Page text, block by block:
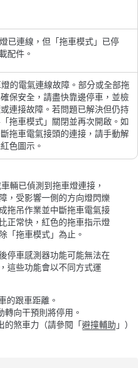
已連線，但「拖車模式」已停
配件。
的電氣連線故障。部分或全部拖
保安全，請盡快靠邊停車，並檢
連接故障。若問題已解決但仍持
拖車模式」關閉並再次開啟。如
拖車電氣接頭的連接，請手動解
色圖示。
輛已偵測到拖車燈連接，
，受影響一側的方向燈閃爍
拖吊作業並中斷拖車電氣接
正常快，紅色的拖車指示燈
「拖車模式」為止。
停車感測器功能可能無法在
這些功能會以不同方式運
的跟車距離。
轉向干預則將停用。
的煞車力（請參閱「避撞輔助 」）